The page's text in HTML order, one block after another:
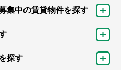
集中の賃貸物件を探す
探す